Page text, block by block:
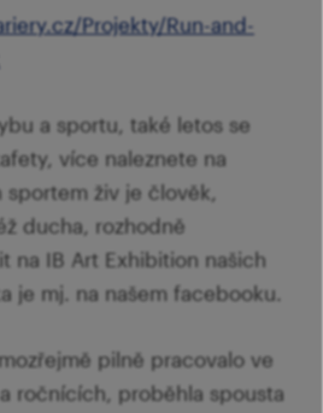
Projekty/Run-and-
a sportu, také letos se
více naleznete na
živ je člověk,
ducha, rozhodně
na IB Art Exhibition našich
je mj. na našem facebooku.
pilně pracovalo ve
ročnících, proběhla spousta